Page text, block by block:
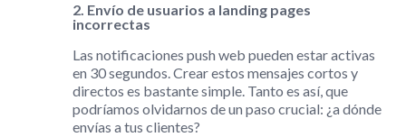
2. Envío de usuarios a landing pages
incorrectas
Las notificaciones push web pueden estar activas
en 30 segundos. Crear estos mensajes cortos y
directos es bastante simple. Tanto es así, que
podríamos olvidarnos de un paso crucial: ¿a dónde
envías a tus clientes?